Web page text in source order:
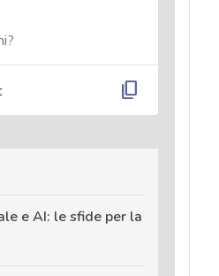
content_copy
e AI: le sfide per la